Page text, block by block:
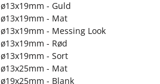
- Guld
- Mat
- Messing Look
- Rød
- Sort
- Mat
- Blank